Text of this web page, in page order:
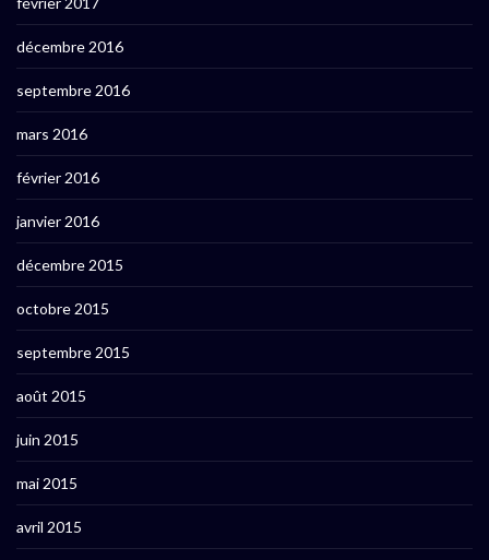
décembre 2016
septembre 2016
mars 2016
février 2016
janvier 2016
décembre 2015
octobre 2015
septembre 2015
août 2015
juin 2015
mai 2015
avril 2015